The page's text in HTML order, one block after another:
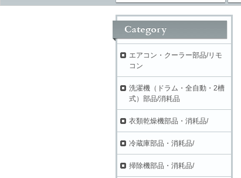
エアコン・クーラー部品/リモ
コン
洗濯機（ドラム・全自動・2槽
式）部品/消耗品
衣類乾燥機部品・消耗品/
冷蔵庫部品・消耗品/
掃除機部品・消耗品/